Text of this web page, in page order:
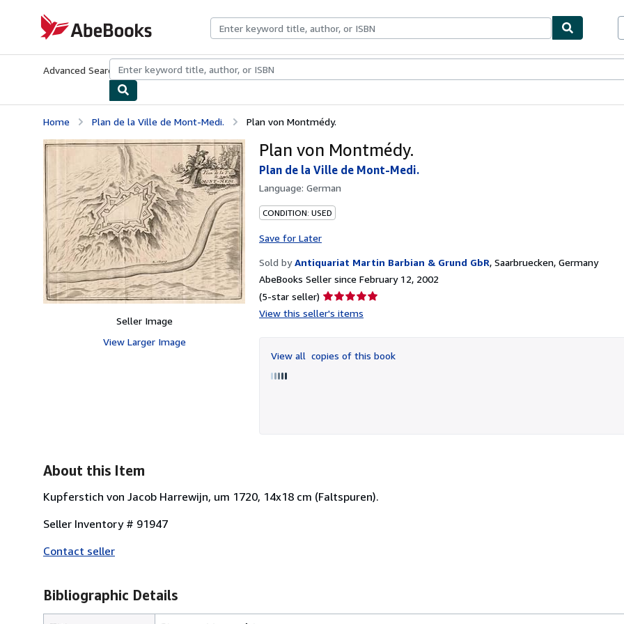
AbeBooks.com
Advanced Search Browse CollectionsRare BooksArt & Collectibles
Home Plan de la Ville de Mont-Medi. Plan von Montmédy.
Seller Image
View Larger Image
Plan von Montmédy.
Plan de la Ville de Mont-Medi.
Language: German
CONDITION: USED
Save for Later
Sold by Antiquariat Martin Barbian & Grund GbR, Saarbruecken, Germany
AbeBooks Seller since February 12, 2002
(5-star seller) Seller
rating
of
5
View this seller's items
View all copies of this book
About this Item
Kupferstich von Jacob Harrewijn, um 1720, 14x18 cm (Faltspuren).
Seller Inventory # 91947
Contact seller
Bibliographic Details